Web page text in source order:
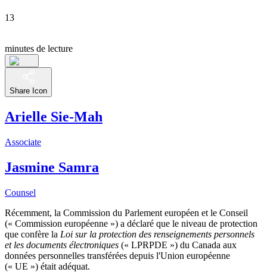
13
minutes de lecture
Share Icon
Arielle Sie-Mah
Associate
Jasmine Samra
Counsel
Récemment, la Commission du Parlement européen et le Conseil
(« Commission européenne ») a déclaré que le niveau de protection
que confère la Loi sur la protection des renseignements personnels
et les documents électroniques (« LPRPDE ») du Canada aux
données personnelles transférées depuis l'Union européenne
(« UE ») était adéquat.